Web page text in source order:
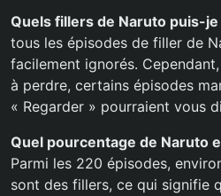
Quels fillers de Naruto puis-
tous les épisodes de filler de
facilement ignorés.
à perdre, certains épisodes
« Regarder » pourraient vous
Quel pourcentage de Naruto
Parmi les 220 épisodes,
sont des fillers, ce qui signifie